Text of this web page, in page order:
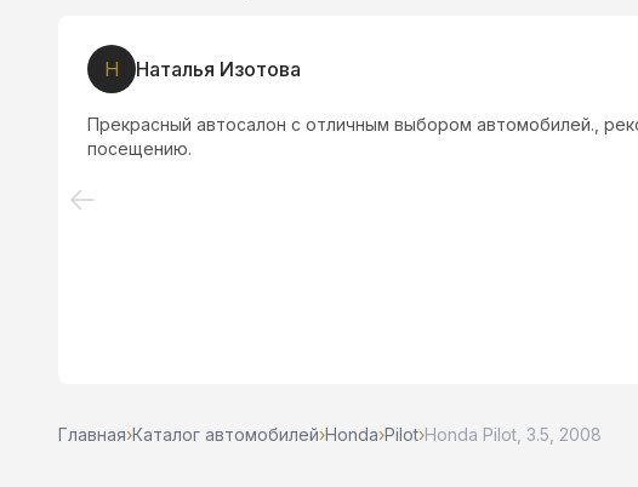
всем к
У Ульяна Хозинская
Отличное место, машины качественные. К
Главная›Каталог автомобилей›Honda›Pilot›Honda Pilot, 3.5, 2008